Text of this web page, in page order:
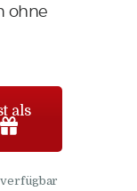
ohne
als